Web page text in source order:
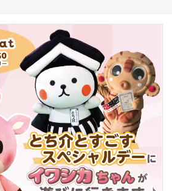
本社所在地
岩下のらっきょうにつ
書く描くコンテ
岩下の新生姜Sing＆
～ニュージンジャーイ